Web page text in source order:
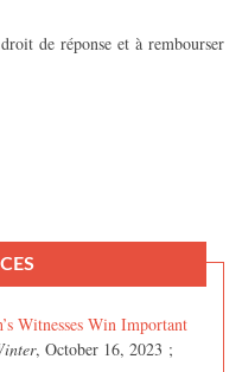
de réponse et à rembourser
Witnesses Win Important
, October 16, 2023 ;